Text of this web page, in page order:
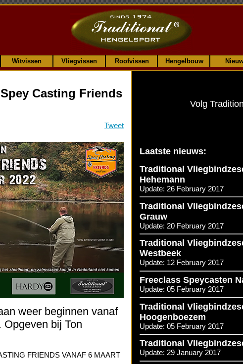
Witvissen Vliegvissen Roofvissen Hengelbouw
Casting Friends
Tweet
weer beginnen vanaf
Opgeven bij Ton
FRIENDS VANAF 6 MAART
Volg
Laatste nieuws:
Traditional
Hehemann
Update: 26 February 2017
Traditional
Grauw
Update: 20 February 2017
Traditional
Westbeek
Update: 12 February 2017
Freeclass Speycasten
Update: 05 February 2017
Traditional
Hoogenboezem
Update: 05 February 2017
Traditional
Update: 29 January 2017